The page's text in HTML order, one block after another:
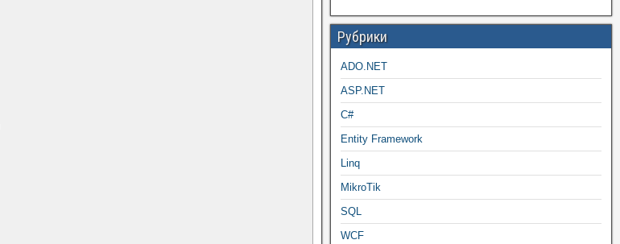
Рубрики
ADO.NET
ASP.NET
C#
Entity Framework
Linq
MikroTik
SQL
WCF